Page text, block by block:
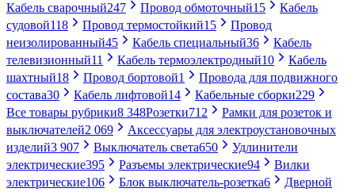
Кабель сварочный247 Провод обмоточный15
Кабель
судовой118 Провод термостойкий15
Провод
неизолированный45 Кабель специальный36
Кабель
телевизионный11 Кабель термоэлектродный10
Кабель
шахтный18 Провод бортовой1
Провода для подвижного
состава30 Кабель лифтовой14 Кабельные сборки229
Все товары рубрики8 348Розетки712
Рамки для розеток и
выключателей2 069
Аксессуары для электроустановочных
изделий3 907 Выключатель света650
Удлинители
электрические395 Разъемы электрические94
Вилки
электрические106 Блок выключатель-розетка6
Дверной